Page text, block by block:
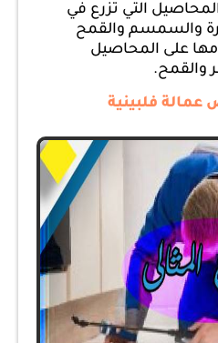
التي تزرع في
والسمسم والقمح
على المحاصيل
والقمح.
فلبينية